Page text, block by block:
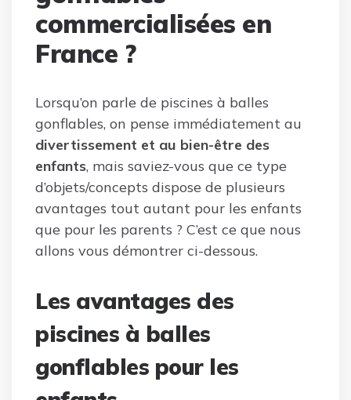
commercialisées en
France ?
Lorsqu’on parle de piscines à balles
gonflables, on pense immédiatement au
divertissement et au bien-être des
enfants, mais saviez-vous que ce type
d’objets/concepts dispose de plusieurs
avantages tout autant pour les enfants
que pour les parents ? C’est ce que nous
allons vous démontrer ci-dessous.
Les avantages des
piscines à balles
gonflables pour les